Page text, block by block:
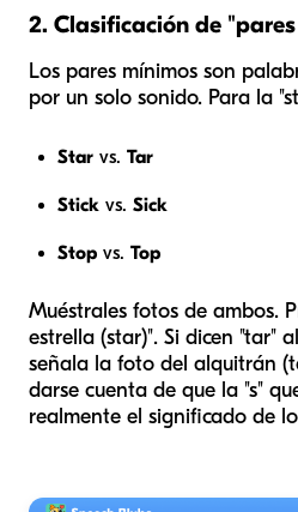
2. Clasificación de
Los pares mínimos son
por un solo sonido. Para la
Star vs. Tar
Stick vs. Sick
Stop vs. Top
Muéstrales fotos de ambos.
estrella (star)". Si dicen "tar"
señala la foto del alquitrán
darse cuenta de que la "s"
realmente el significado de